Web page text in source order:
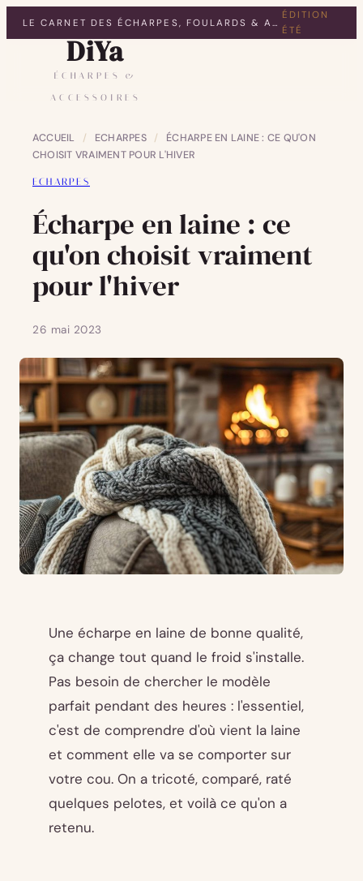
LE CARNET DES ÉCHARPES, FOULARDS & ACCESSOIRES
ÉDITION
ÉTÉ
DiYa
ÉCHARPES &
ACCESSOIRES
ACCUEIL / ECHARPES /
ÉCHARPE EN LAINE : CE QU'ON
CHOISIT VRAIMENT POUR L'HIVER
ECHARPES
Écharpe en laine : ce
qu'on choisit vraiment
pour l'hiver
26 mai 2023
Une écharpe en laine de bonne qualité,
ça change tout quand le froid s'installe.
Pas besoin de chercher le modèle
parfait pendant des heures : l'essentiel,
c'est de comprendre d'où vient la laine
et comment elle va se comporter sur
votre cou. On a tricoté, comparé, raté
quelques pelotes, et voilà ce qu'on a
retenu.